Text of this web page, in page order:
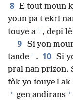
8 E tout moun
youn pa t ekri
touye a + , depi
9 Si yon
tande + . 10 Si
pral nan prizon.
fòk yo touye l ak
+ gen andirans +